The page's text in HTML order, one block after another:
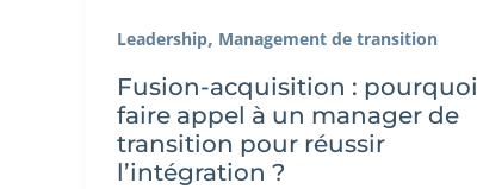
Leadership, Management de transition
Fusion-acquisition : pourquoi
faire appel à un manager de
transition pour réussir
l’intégration ?